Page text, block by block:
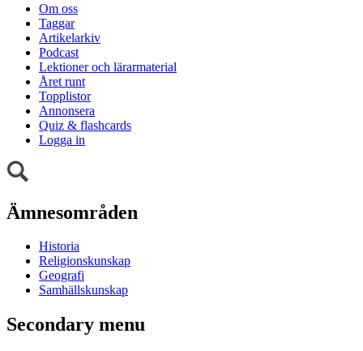
Om oss
Taggar
Artikelarkiv
Podcast
Lektioner och lärarmaterial
Året runt
Topplistor
Annonsera
Quiz & flashcards
Logga in
Ämnesområden
Historia
Religionskunskap
Geografi
Samhällskunskap
Secondary menu